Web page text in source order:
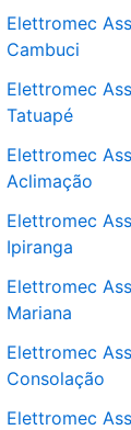
Elettromec
Cambuci
Elettromec
Tatuapé
Elettromec
Aclimação
Elettromec
Ipiranga
Elettromec
Mariana
Elettromec
Consolação
Elettromec